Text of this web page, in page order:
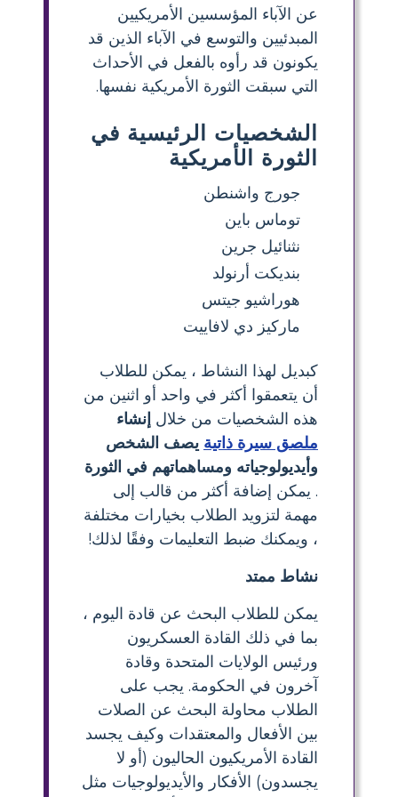
عن الآباء المؤسسين الأمريكيين
المبدئيين والتوسع في الآباء الذين قد
يكونون قد رأوه بالفعل في الأحداث
التي سبقت الثورة الأمريكية نفسها.
الشخصيات الرئيسية في
الثورة الأمريكية
جورج واشنطن
توماس باين
نثنائيل جرين
بنديكت أرنولد
هوراشيو جيتس
ماركيز دي لافاييت
كبديل لهذا النشاط ، يمكن للطلاب
أن يتعمقوا أكثر في واحد أو اثنين من
هذه الشخصيات من خلال إنشاء
ملصق سيرة ذاتية يصف الشخص
وأيديولوجياته ومساهماتهم في الثورة
. يمكن إضافة أكثر من قالب إلى
مهمة لتزويد الطلاب بخيارات مختلفة
، ويمكنك ضبط التعليمات وفقًا لذلك!
نشاط ممتد
يمكن للطلاب البحث عن قادة اليوم ،
بما في ذلك القادة العسكريون
ورئيس الولايات المتحدة وقادة
آخرون في الحكومة. يجب على
الطلاب محاولة البحث عن الصلات
بين الأفعال والمعتقدات وكيف يجسد
القادة الأمريكيون الحاليون (أو لا
يجسدون) الأفكار والأيديولوجيات مثل